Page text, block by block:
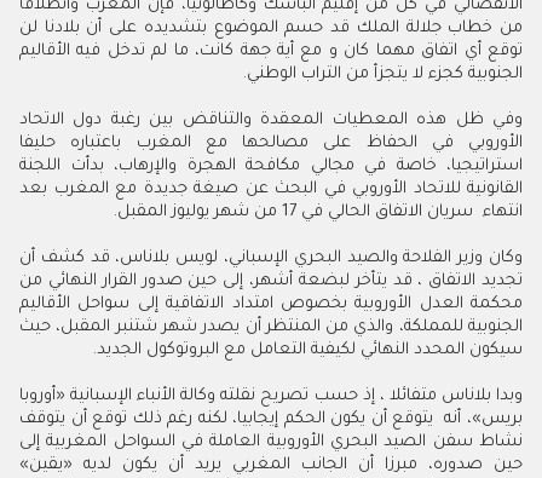
الانفصالي في كل من إقليم الباسك وكاطالونيا، فإن المغرب وانطلاقا
من خطاب جلالة الملك قد حسم الموضوع بتشديده على أن بلادنا لن
توقع أي اتفاق مهما كان و مع أية جهة كانت، ما لم تدخل فيه الأقاليم
الجنوبية كجزء لا يتجزأ من التراب الوطني.
وفي ظل هذه المعطيات المعقدة والتناقض بين رغبة دول الاتحاد
الأوروبي في الحفاظ على مصالحها مع المغرب باعتباره حليفا
استراتيجيا، خاصة في مجالي مكافحة الهجرة والإرهاب، بدأت اللجنة
القانونية للاتحاد الأوروبي في البحث عن صيغة جديدة مع المغرب بعد
انتهاء سريان الاتفاق الحالي في 17 من شهر يوليوز المقبل.
وكان وزير الفلاحة والصيد البحري الإسباني، لويس بلاناس، قد كشف أن
تجديد الاتفاق ، قد يتأخر لبضعة أشهر، إلى حين صدور القرار النهائي من
محكمة العدل الأوروبية بخصوص امتداد الاتفاقية إلى سواحل الأقاليم
الجنوبية للمملكة، والذي من المنتظر أن يصدر شهر شتنبر المقبل، حيث
سيكون المحدد النهائي لكيفية التعامل مع البروتوكول الجديد.
وبدا بلاناس متفائلا ، إذ حسب تصريح نقلته وكالة الأنباء الإسبانية «أوروبا
بريس»، أنه يتوقع أن يكون الحكم إيجابيا، لكنه رغم ذلك توقع أن يتوقف
نشاط سفن الصيد البحري الأوروبية العاملة في السواحل المغربية إلى
حين صدوره، مبرزا أن الجانب المغربي يريد أن يكون لديه «يقين»